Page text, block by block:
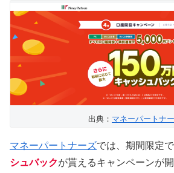
出典： マネーパートナ
マネーパートナーズでは、期間限定で
シュバックが貰えるキャンペーンが